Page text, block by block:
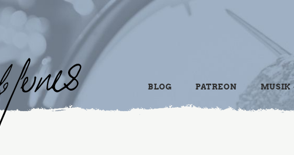
BLOG PATREON MUSIK